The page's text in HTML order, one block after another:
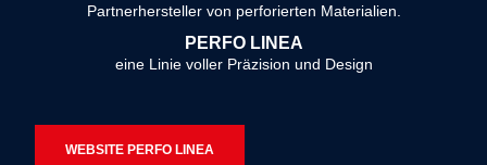
nicht
werden
Partnerhersteller von perforierten Materialien.
PERFO LINEA
eine Linie voller Präzision und Design
WEBSITE PERFO LINEA